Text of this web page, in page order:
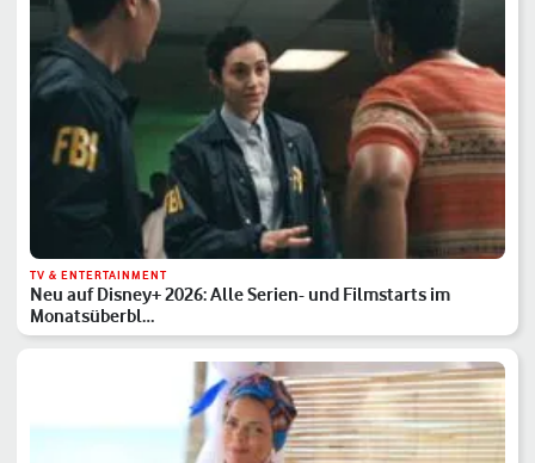
TV & ENTERTAINMENT
Neu auf Disney+ 2026: Alle Serien- und Filmstarts im
Monatsüberbl…